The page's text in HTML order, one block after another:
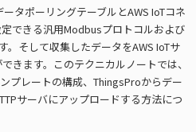
タポーリングテーブルとAWS IoTコネ
できる汎用Modbusプロトコルおよび
。そして収集したデータをAWS IoTサ
きます。このテクニカルノートでは、
プレートの構成、ThingsProからデー
サーバにアップロードする方法につ